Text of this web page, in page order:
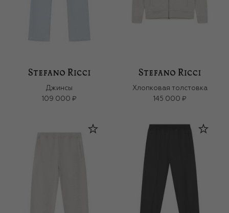
Джинсы
109 000 ₽
Хлопковая толстовка
145 000 ₽